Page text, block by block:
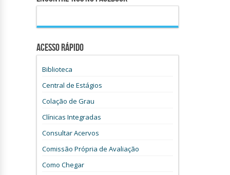
Acesso Rápido
Biblioteca
Central de Estágios
Colação de Grau
Clínicas Integradas
Consultar Acervos
Comissão Própria de Avaliação
Como Chegar